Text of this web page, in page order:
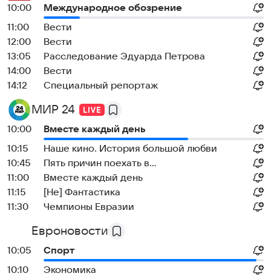
10:00
Международное обозрение
11:00
Вести
12:00
Вести
13:05
Расследование Эдуарда Петрова
14:00
Вести
14:12
Специальный репортаж
МИР 24
10:00
Вместе каждый день
10:15
Наше кино. История большой любви
10:45
Пять причин поехать в...
11:00
Вместе каждый день
11:15
[Не] Фантастика
11:30
Чемпионы Евразии
Евроновости
10:05
Спорт
10:10
Экономика